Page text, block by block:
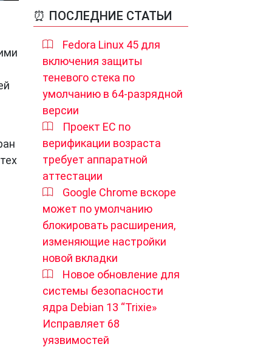
⏰ ПОСЛЕДНИЕ СТАТЬИ
Fedora Linux 45 для
включения защиты
теневого стека по
умолчанию в 64-разрядной
версии
Проект ЕС по
верификации возраста
требует аппаратной
аттестации
Google Chrome вскоре
может по умолчанию
блокировать расширения,
изменяющие настройки
новой вкладки
Новое обновление для
системы безопасности
ядра Debian 13 “Trixie»
Исправляет 68
уязвимостей